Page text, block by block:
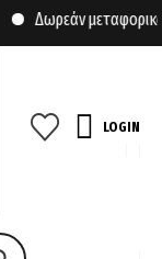
Δωρεάν μεταφορικά
LOGIN